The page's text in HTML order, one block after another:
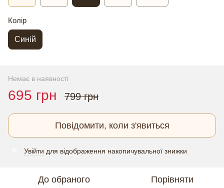
Колір
Синій
Немає в наявності
695 грн 799 грн
Повідомити, коли з'явиться
Увійти для відображення накопичувальної знижки
До обраного Порівняти